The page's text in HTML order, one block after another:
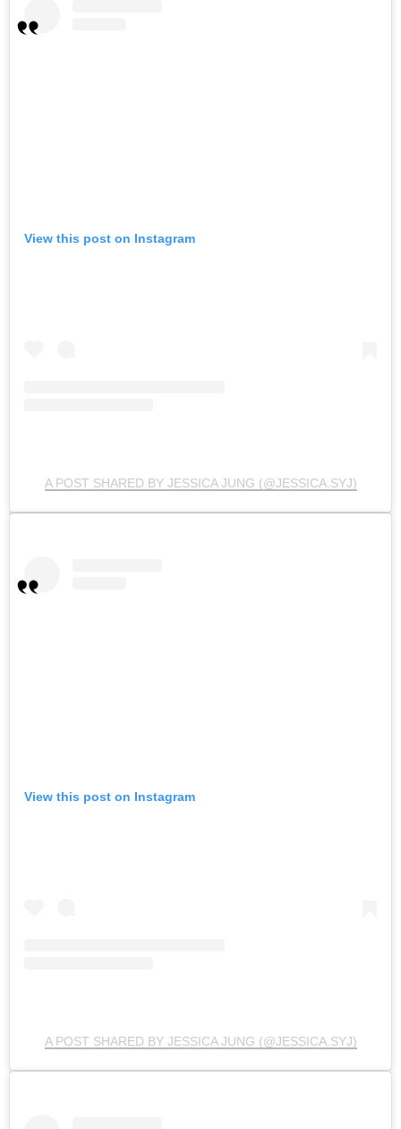
View this post on Instagram
A POST SHARED BY JESSICA JUNG (@JESSICA.SYJ)
View this post on Instagram
A POST SHARED BY JESSICA JUNG (@JESSICA.SYJ)